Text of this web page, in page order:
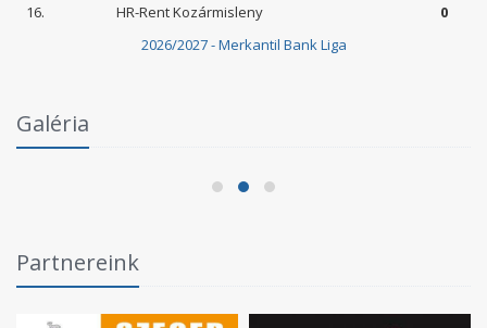
2026/2027 - Merkantil Bank Liga
16.
HR-Rent Kozármisleny 0
Galéria
Fórumban
2026.06.03.
Partnereink